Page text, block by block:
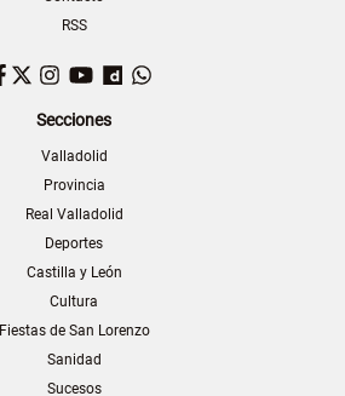
RSS
Facebook
TwitterInstagram
YouTubeDailymotion
Secciones
Valladolid
Provincia
Real Valladolid
Deportes
Castilla y León
Cultura
Fiestas de San Lorenzo
Sanidad
Sucesos